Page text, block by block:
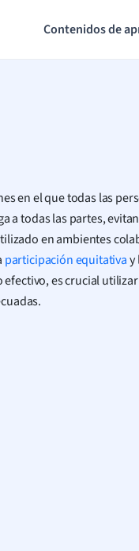
Contenidos de
en el que todas las
a todas las partes,
en ambientes
participación equitativay
es crucial